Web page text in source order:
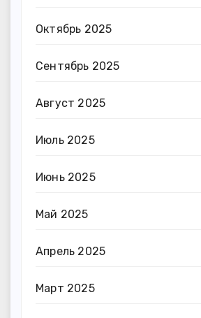
Октябрь 2025
Сентябрь 2025
Август 2025
Июль 2025
Июнь 2025
Май 2025
Апрель 2025
Март 2025